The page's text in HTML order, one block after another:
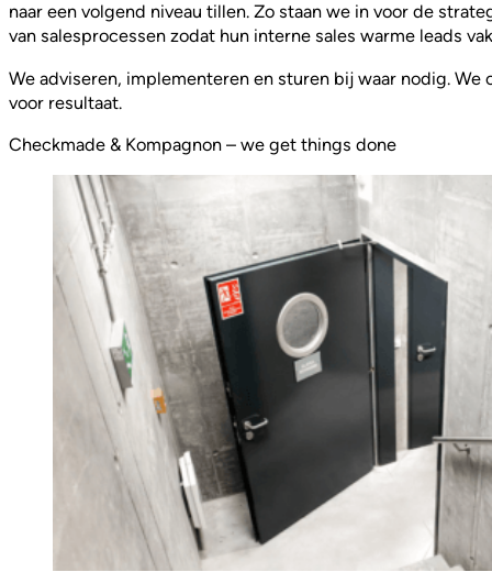
naar een volgend niveau tillen. Zo staan we in voor de
van salesprocessen zodat hun interne sales warme leads
We adviseren, implementeren en sturen bij waar nodig.
voor resultaat.
Checkmade & Kompagnon – we get things done